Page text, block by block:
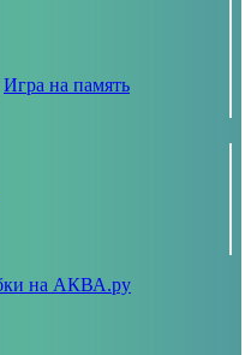
Игра на память